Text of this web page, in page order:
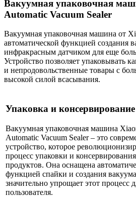
Вакуумная упаковочная
Automatic Vacuum Sealer
Вакуумная упаковочная машина от
автоматической функцией создания
инфракрасным датчиком для еще
Устройство позволяет упаковывать
и непродовольственные товары с
высокой силой всасывания.
Упаковка и консервирование
Вакуумная упаковочная машина
Automatic Vacuum Sealer – это
устройство, которое
процесс упаковки и консервирования
продуктов. Она оснащена
функцией спайки и создания
значительно упрощает этот процесс
пользователя.